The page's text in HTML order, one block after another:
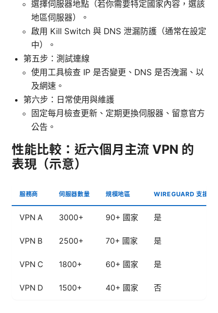
選擇伺服器地點（若你需要特定國家內容，選該
地區伺服器）。
啟用 Kill Switch 與 DNS 泄漏防護（通常在設定
中）。
第五步：測試連線
使用工具檢查 IP 是否變更、DNS 是否洩漏、以
及網速。
第六步：日常使用與維護
固定每月檢查更新、定期更換伺服器、留意官方
公告。
性能比較：近六個月主流 VPN 的
表現（示意）
服務商 伺服器數量 規模地區 WIREGUARD 支援
VPN A 3000+ 90+ 國家 是
VPN B 2500+ 70+ 國家 是
VPN C 1800+ 60+ 國家 是
VPN D 1500+ 40+ 國家 否